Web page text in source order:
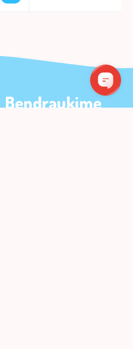
Bendraukime